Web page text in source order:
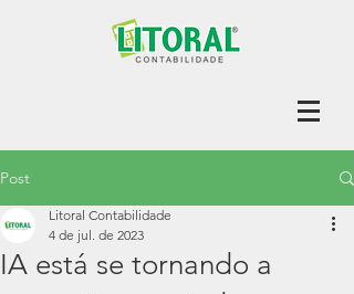
Post
IA está se tornando a
Litoral Contabilidade
4 de jul. de 2023